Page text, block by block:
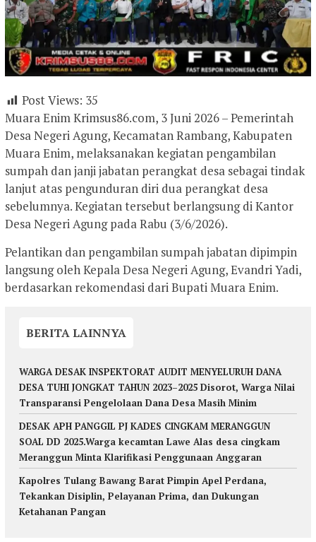
Post Views: 35
Muara Enim Krimsus86.com, 3 Juni 2026 – Pemerintah
Desa Negeri Agung, Kecamatan Rambang, Kabupaten
Muara Enim, melaksanakan kegiatan pengambilan
sumpah dan janji jabatan perangkat desa sebagai tindak
lanjut atas pengunduran diri dua perangkat desa
sebelumnya. Kegiatan tersebut berlangsung di Kantor
Desa Negeri Agung pada Rabu (3/6/2026).
Pelantikan dan pengambilan sumpah jabatan dipimpin
langsung oleh Kepala Desa Negeri Agung, Evandri Yadi,
berdasarkan rekomendasi dari Bupati Muara Enim.
BERITA LAINNYA
WARGA DESAK INSPEKTORAT AUDIT MENYELURUH DANA
DESA TUHI JONGKAT TAHUN 2023–2025 Disorot, Warga Nilai
Transparansi Pengelolaan Dana Desa Masih Minim
DESAK APH PANGGIL PJ KADES CINGKAM MERANGGUN
SOAL DD 2025.Warga kecamtan Lawe Alas desa cingkam
Meranggun Minta Klarifikasi Penggunaan Anggaran
Kapolres Tulang Bawang Barat Pimpin Apel Perdana,
Tekankan Disiplin, Pelayanan Prima, dan Dukungan
Ketahanan Pangan